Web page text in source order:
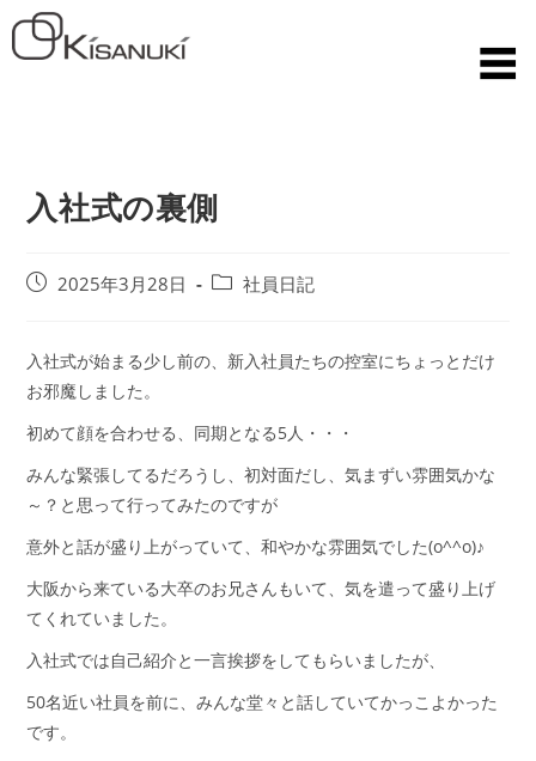
入社式の裏側
2025年3月28日 社員日記
入社式が始まる少し前の、新入社員たちの控室にちょっとだけ
お邪魔しました。
初めて顔を合わせる、同期となる5人・・・
みんな緊張してるだろうし、初対面だし、気まずい雰囲気かな
～？と思って行ってみたのですが
意外と話が盛り上がっていて、和やかな雰囲気でした(o^^o)♪
大阪から来ている大卒のお兄さんもいて、気を遣って盛り上げ
てくれていました。
入社式では自己紹介と一言挨拶をしてもらいましたが、
50名近い社員を前に、みんな堂々と話していてかっこよかった
です。